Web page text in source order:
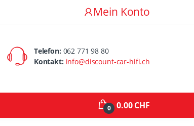
Mein Konto
Telefon: 062 771 98 80
Kontakt: info@discount-car-hifi.ch
0 0.00 CHF